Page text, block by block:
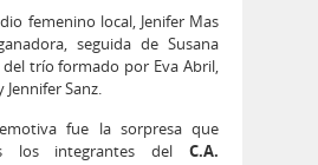
femenino local, Jenifer Mas
seguida de Susana
del trío formado por Eva Abril,
Jennifer Sanz.
emotiva fue la sorpresa que
los integrantes del C.A.